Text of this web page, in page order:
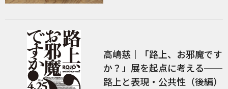
高嶋慈｜「路上、お邪魔です
か？」展を起点に考える──
路上と表現・公共性（後編）